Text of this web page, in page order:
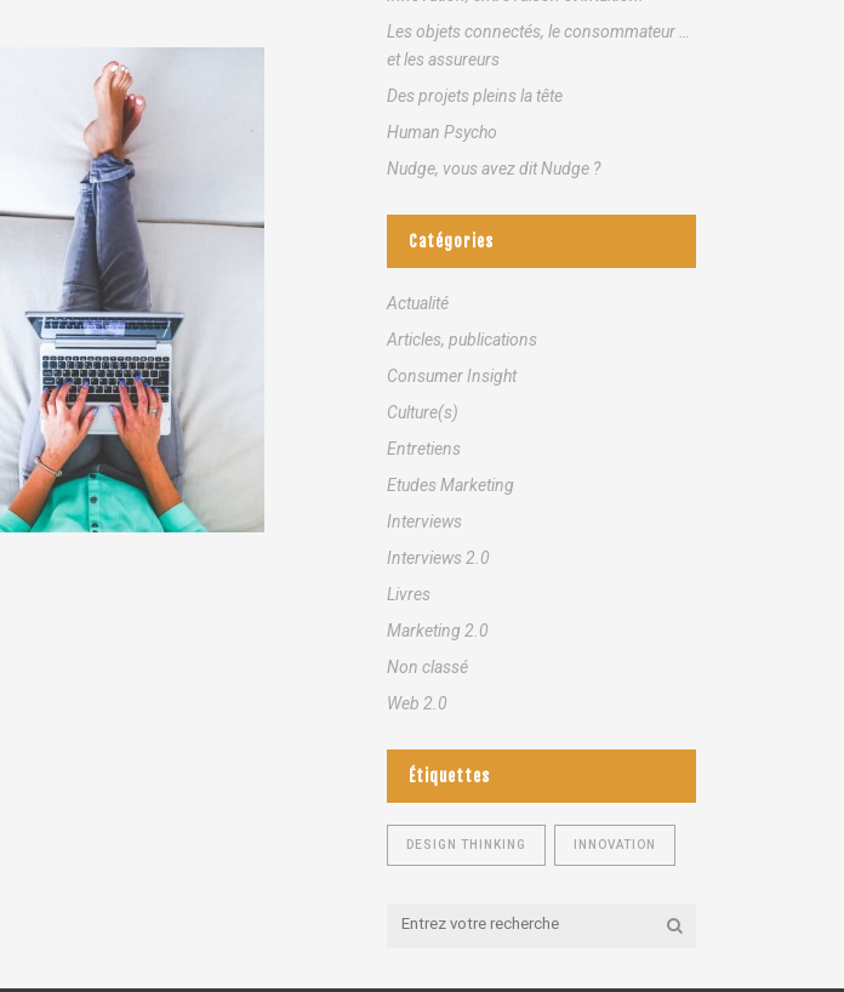
Les objets connectés, le consommateur …
et les assureurs
Des projets pleins la tête
Human Psycho
Nudge, vous avez dit Nudge ?
Catégories
Actualité
Articles, publications
Consumer Insight
Culture(s)
Entretiens
Etudes Marketing
Interviews
Interviews 2.0
Livres
Marketing 2.0
Non classé
Web 2.0
Étiquettes
DESIGN THINKING INNOVATION